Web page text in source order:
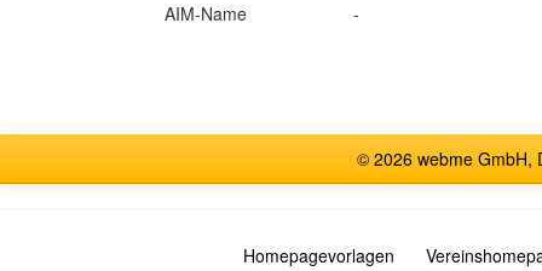
AIM-Name
-
© 2026 webme GmbH,
Homepagevorlagen